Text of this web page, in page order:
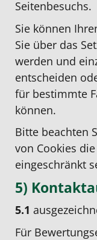
Seitenbesuchs.
Sie können
Sie über das
werden und
entscheiden
für bestimmte
können.
Bitte beachten
von Cookies
eingeschränkt
5)
5.1
Für